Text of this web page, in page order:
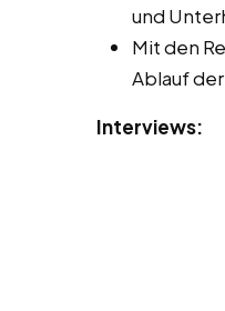
und
Mit den
Ablauf
Interviews: